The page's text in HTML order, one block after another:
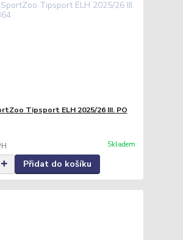
Tipsport ELH 2025/26 III. PO
Skladem
Přidat do košíku